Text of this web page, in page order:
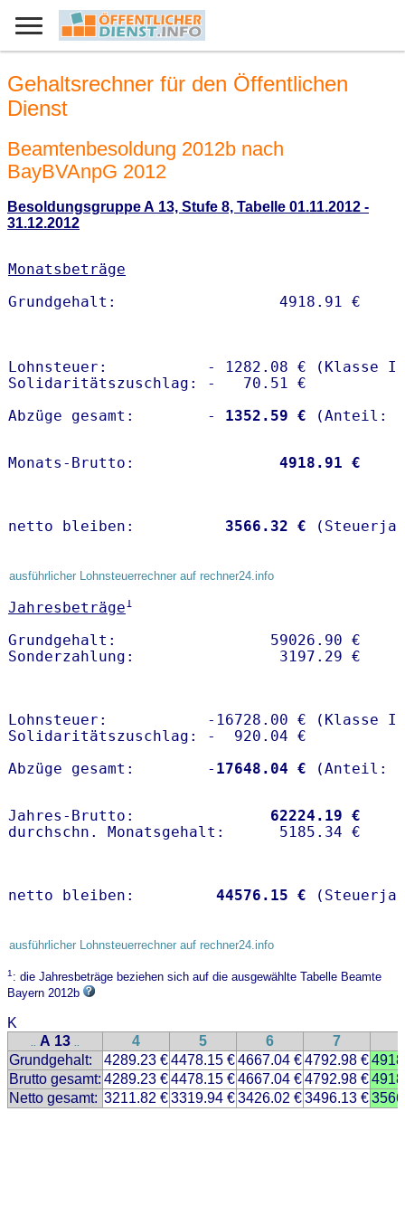
Gehaltsrechner für den Öffentlichen
Dienst
Beamtenbesoldung 2012b nach
BayBVAnpG 2012
Besoldungsgruppe A 13, Stufe 8, Tabelle 01.11.2012 -
31.12.2012
Monatsbeträge
Lohnsteuer:           - 1282.08 € (Klasse I)
Solidaritätszuschlag: -   70.51 €
Abzüge gesamt:        -
1352.59 €
Monats-Brutto: 4918.91 €
netto bleiben: 3566.32 €
ausführlicher Lohnsteuerrechner auf rechner24.info
Jahresbeträge1
Grundgehalt:                 59026.90 €
Lohnsteuer:           -16728.00 € (Klasse I)
Solidaritätszuschlag: -  920.04 €
Abzüge gesamt:        - 17648.04 €
Jahres-Brutto: 62224.19 €
netto bleiben: 44576.15 €
ausführlicher Lohnsteuerrechner auf rechner24.info
1: die Jahresbeträge beziehen sich auf die ausgewählte Tabelle Beamte
Bayern 2012b
K
.. A 13 .. 4 5 6 7
Grundgehalt:
4289.23 €4478.15 €4667.04 €4792.98 €
Brutto gesamt: 4289.23 €4478.15 €4667.04 €4792.98 €
Netto gesamt: 3211.82 €3319.94 €3426.02 €3496.13 €